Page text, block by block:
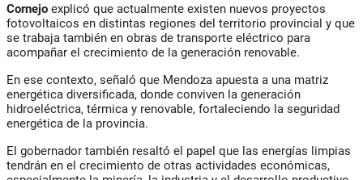
Cornejo explicó que actualmente existen nuevos proyectos
fotovoltaicos en distintas regiones del territorio provincial y que
se trabaja también en obras de transporte eléctrico para
acompañar el crecimiento de la generación renovable.
En ese contexto, señaló que Mendoza apuesta a una matriz
energética diversificada, donde conviven la generación
hidroeléctrica, térmica y renovable, fortaleciendo la seguridad
energética de la provincia.
El gobernador también resaltó el papel que las energías limpias
tendrán en el crecimiento de otras actividades económicas,